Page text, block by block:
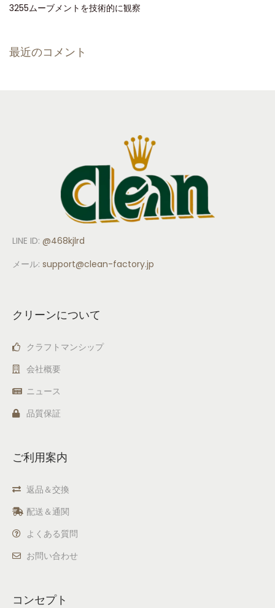
3255ムーブメントを技術的に観察
最近のコメント
LINE ID: @468kjlrd
メール: support@clean-factory.jp
クリーンについて
クラフトマンシップ
会社概要
ニュース
品質保証
ご利用案内
返品＆交換
配送＆通関
よくある質問
お問い合わせ
コンセプト